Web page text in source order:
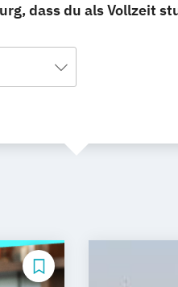
dass du als Vollzeit